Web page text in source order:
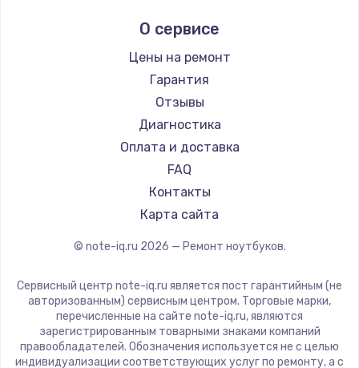
Ремонт ноутбуков Predator
Ремонт ноутбуков iru
Ремонт ноутбуков Machenike
Ремонт ноутбуков DEXP
Ремонт ноутбуков Teclast
Ремонт ноутбуков CHUWI
Ремонт ноутбуков Colorful
Aquarius
Gigabyte
Aorus
Maibenben
Getac
Epson
Philips
LG
Panasonic
ZTE
Hiper
Evga
О сервисе
Цены на ремонт
Гарантия
Отзывы
Диагностика
Оплата и доставка
FAQ
Контакты
Карта сайта
© note-iq.ru 2026 — Ремонт ноутбуков.
Сервисный центр note-iq.ru является пост гарантийным (не
авторизованным) сервисным центром. Торговые марки,
перечисленные на сайте note-iq.ru, являются
зарегистрированным товарными знаками компаний
правообладателей. Обозначения используется не с целью
индивидуализации соответствующих услуг по ремонту, а с